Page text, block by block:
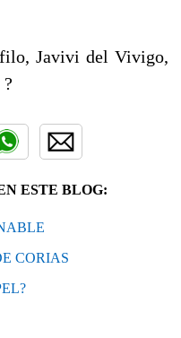
Javivi del Vivigo,
ESTE BLOG:
CORIAS